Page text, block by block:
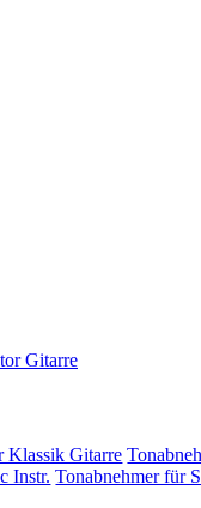
Gitarre
Klassik Gitarre
Instr. Tonabnehmer für